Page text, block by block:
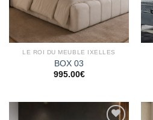
LE ROI DU MEUBLE IXELLES
BOX 03
995.00€